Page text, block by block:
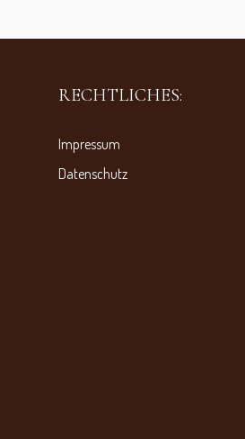
RECHTLICHES:
Impressum
Datenschutz